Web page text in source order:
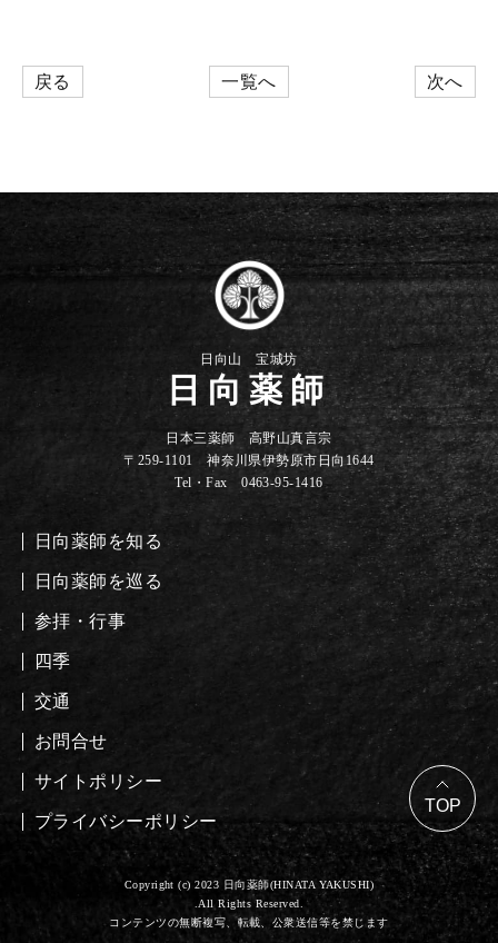
戻る 一覧へ 次へ
日向山 宝城坊
日向薬師
日本三薬師 高野山真言宗
〒259-1101 神奈川県伊勢原市日向1644
Tel・Fax 0463-95-1416
日向薬師を知る
日向薬師を巡る
参拝・行事
四季
交通
お問合せ
サイトポリシー
プライバシーポリシー
Copyright (c) 2023 日向薬師(HINATA YAKUSHI)
.All Rights Reserved.
コンテンツの無断複写、転載、公衆送信等を禁じます